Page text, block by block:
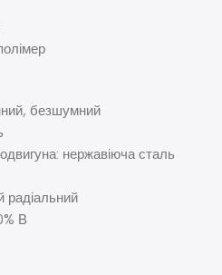
безшумний
нержавіюча сталь
радіальний
В